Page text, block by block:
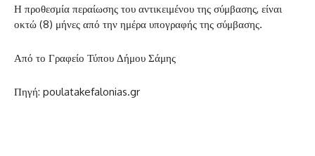
Η προθεσμία περαίωσης του αντικειμένου της σύμβασης, είναι
οκτώ (8) μήνες από την ημέρα υπογραφής της σύμβασης.
Από το Γραφείο Τύπου Δήμου Σάμης
Πηγή: poulatakefalonias.gr